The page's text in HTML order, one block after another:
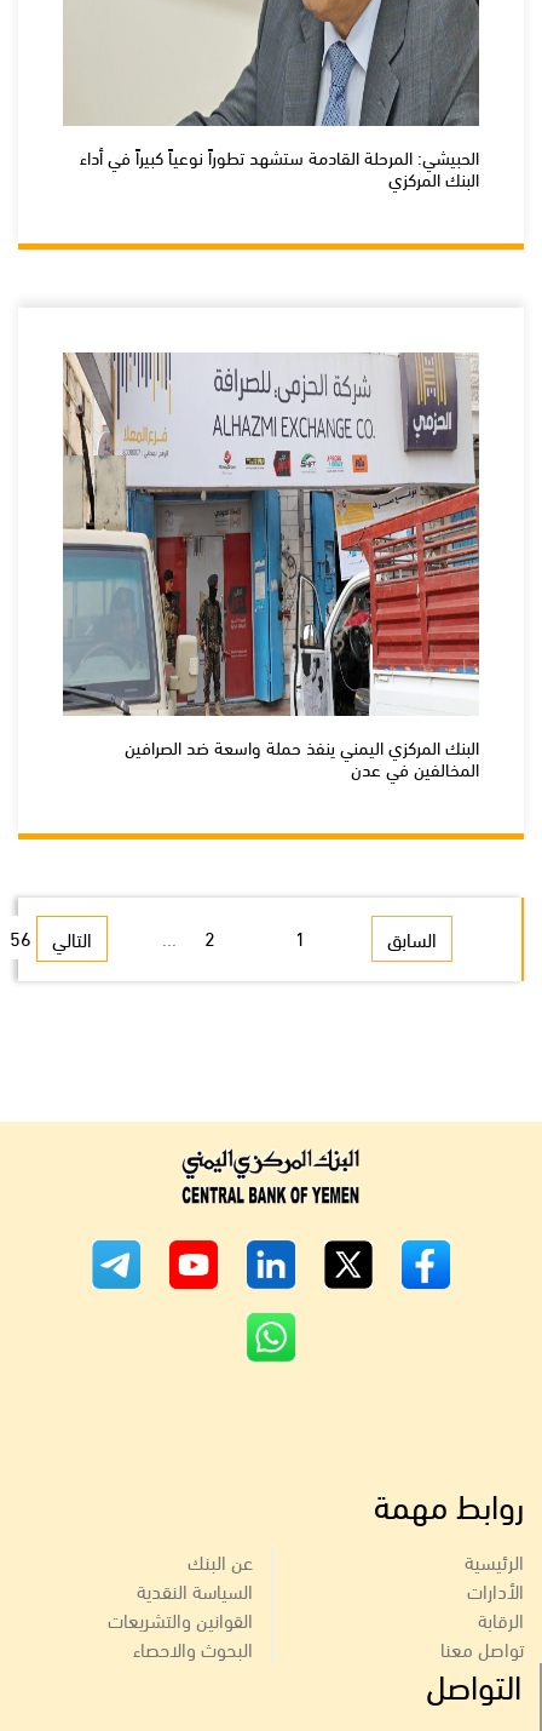
الحبيشي: المرحلة القادمة ستشهد تطوراً نوعياً كبيراً في أداء
البنك المركزي
البنك المركزي اليمني ينفذ حملة واسعة ضد الصرافين
المخالفين في عدن
السابق 1
2
...
56 التالي
روابط مهمة
الرئيسية
الأدارات
الرقابة
تواصل معنا
عن البنك
السياسة النقدية
القوانين والتشريعات
البحوث والاحصاء
التواصل